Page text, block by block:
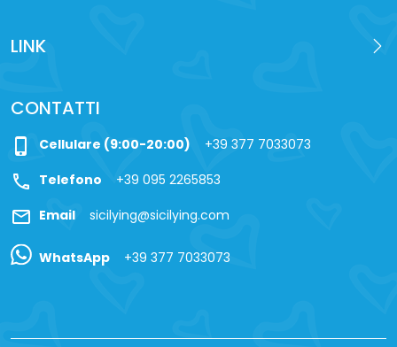
LINK
CONTATTI
phone_iphone Cellulare (9:00-20:00) +39 377 7033073
call Telefono +39 095 2265853
mail Email sicilying@sicilying.com
WhatsApp +39 377 7033073